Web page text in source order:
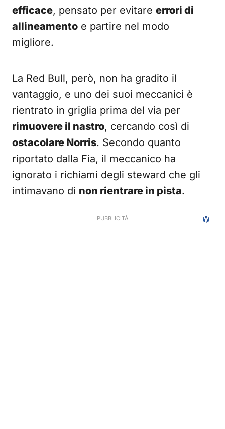
efficace, pensato per evitare errori di
allineamento e partire nel modo
migliore.
La Red Bull, però, non ha gradito il
vantaggio, e uno dei suoi meccanici è
rientrato in griglia prima del via per
rimuovere il nastro, cercando così di
ostacolare Norris. Secondo quanto
riportato dalla Fia, il meccanico ha
ignorato i richiami degli steward che gli
intimavano di non rientrare in pista.